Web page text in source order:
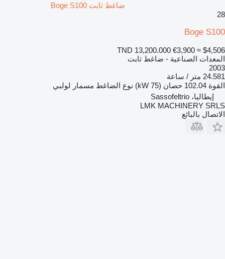
ضاغط ثابت Boge S100
28
Boge S100
TND 13,200.000 €3,900 ≈ $4,506
المعدات الصناعية - ضاغط ثابت
2003
24.581 متر / ساعة
القوة 102.04 حصان (75 kW) نوع الضاغط مسمار لولبي
إيطاليا، Sassofeltrio
LMK MACHINERY SRLS
الاتصال بالبائع